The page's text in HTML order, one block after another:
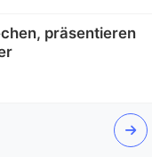
präsentieren